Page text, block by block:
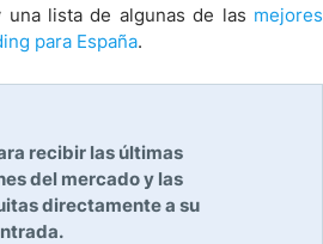
una lista de algunas de las mejores
para España.
recibir las últimas
del mercado y las
directamente a su